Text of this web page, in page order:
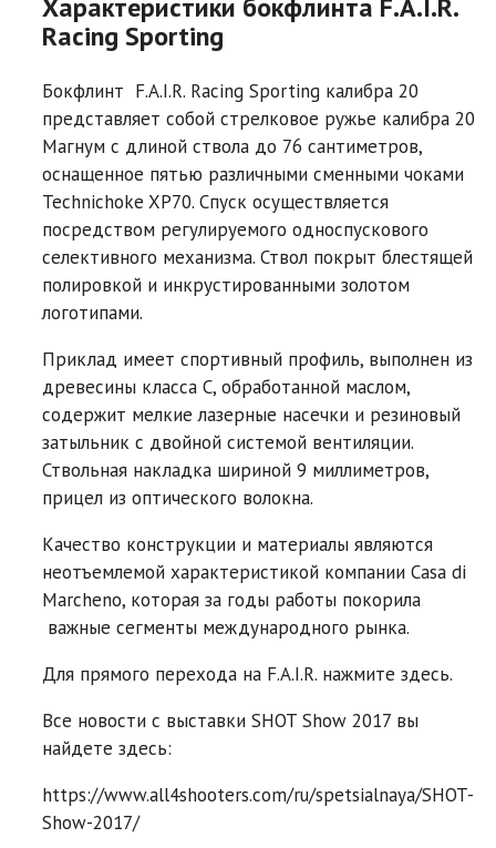
Характеристики бокфлинта F.A.I.R.
Racing Sporting
Бокфлинт F.A.I.R. Racing Sporting калибра 20
представляет собой стрелковое ружье калибра 20
Магнум с длиной ствола до 76 сантиметров,
оснащенное пятью различными сменными чоками
Technichoke XP70. Спуск осуществляется
посредством регулируемого односпускового
селективного механизма. Ствол покрыт блестящей
полировкой и инкрустированными золотом
логотипами.
Приклад имеет спортивный профиль, выполнен из
древесины класса С, обработанной маслом,
содержит мелкие лазерные насечки и резиновый
затыльник с двойной системой вентиляции.
Ствольная накладка шириной 9 миллиметров,
прицел из оптического волокна.
Качество конструкции и материалы являются
неотъемлемой характеристикой компании Casa di
Marcheno, которая за годы работы покорила
важные сегменты международного рынка.
Для прямого перехода на F.A.I.R. нажмите здесь.
Все новости с выставки SHOT Show 2017 вы
найдете здесь:
https://www.all4shooters.com/ru/spetsialnaya/SHOT-
Show-2017/